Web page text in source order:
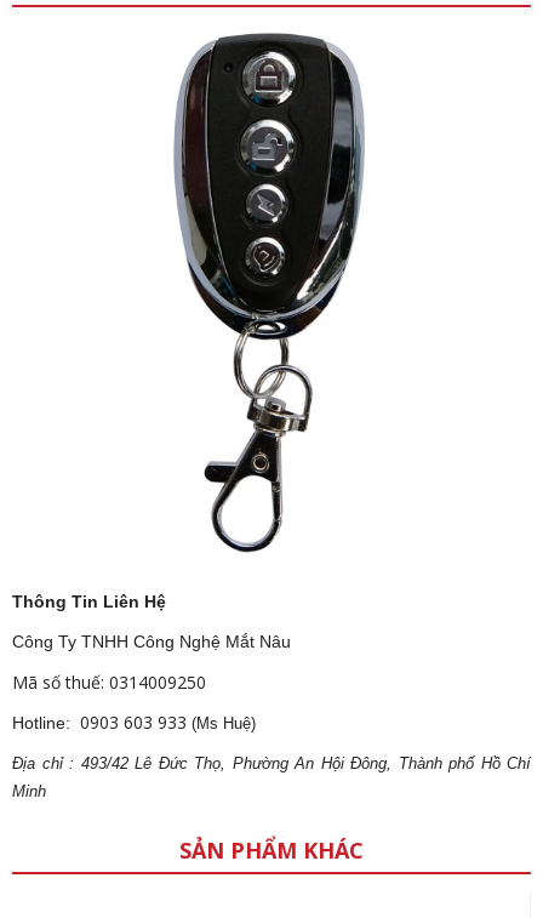
Thông Tin Liên Hệ
Công Ty TNHH Công Nghệ Mắt Nâu
Mã số thuế: 0314009250
Hotline: 0903 603 933 (Ms Huệ)
Địa chỉ : 493/42 Lê Đức Thọ, Phường An Hội Đông, Thành phố Hồ Chí
Minh
SẢN PHẨM KHÁC